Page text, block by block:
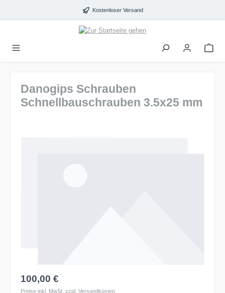
Kostenloser Versand
Danogips Schrauben
Schnellbauschrauben 3.5x25 mm
100,00 €
Preise inkl. MwSt. zzgl. Versandkosten